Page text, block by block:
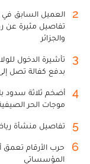
2
العميل السابق
تفاصيل مثيرة عن
والجزائر
3
بدفع كفالة تصل إلى 20 ألف
4
أضخم ثلاثة
موجات الحر
5 تفاصيل منشأة
6
حرب الأرقام تعمق
المؤسساتي